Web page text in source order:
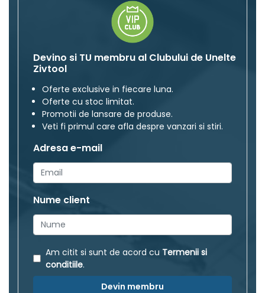
Devino si TU membru al Clubului de Unelte
Zivtool
Oferte exclusive in fiecare luna.
Oferte cu stoc limitat.
Promotii de lansare de produse.
Veti fi primul care afla despre vanzari si stiri.
Adresa e-mail
Nume client
Am citit si sunt de acord cu Termenii si
conditiile.
Devin membru